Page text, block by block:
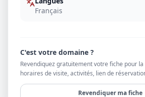
Français
C'est votre domaine ?
Revendiquez gratuitement votre fiche pour
horaires de visite, activités, lien de
Revendiquer ma fiche